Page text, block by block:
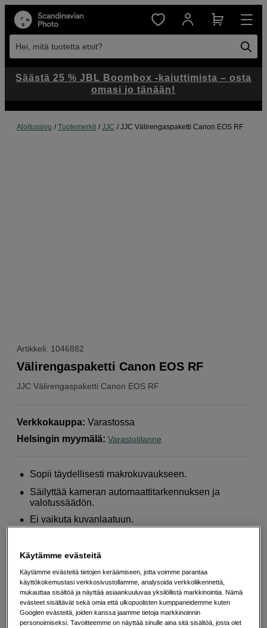
Hei, mitä tuotetta etsit?
Aloitussivu Tuotemerkit JJC JJC Välirengaspaketti Canon EOS RF
Artikkeli: 1046882
JJC Välirengaspaketti Canon EOS RF
Välirengaspaketti Canon EOS RF
Verkkokauppa: Varastossa
Helsingin myymälä: Varastotilanne
Sopii täydellisesti makrokuvaukseen.
Säilyttää kameran automaattitarkennuksen ja
valotussäädön.
Ei vaikuta kuvanlaatuun.
79 EUR
Määrä
Lisää ostoskoriin
Säästä 25 % JBL Boombox -kaiuttimista – osta
omasi jo tänään!
Käytämme evästeitä
Käytämme evästeitä tietojen keräämiseen, jotta voimme parantaa
käyttökokemustasi verkkosivustollamme, analysoida verkkoliikennettä,
mukauttaa sisältöä ja näyttää asiaankuuluvaa yksilöllistä markkinointia. Nämä
evästeet sisältävät sekä omia että ulkopuolisten kumppaneidemme kuten
Googlen evästeitä, joiden kanssa jaamme tietoja markkinoinnin
personoimiseksi. Tavoitteemme on näyttää sinulle aina sitä sisältöä, josta olet